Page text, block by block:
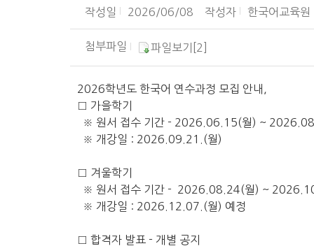
작성일 2026/06/08 작성자 한국어교육원
첨부파일 파일보기[2]
2026학년도 한국어 연수과정 모집 안내,
□ 가을학기
※ 원서 접수 기간 - 2026.06.15(월) ~
※ 개강일 : 2026.09.21.(월)
□ 겨울학기
※ 원서 접수 기간 - 2026.08.24(월) ~
※ 개강일 : 2026.12.07.(월) 예정
□ 합격자 발표 - 개별 공지